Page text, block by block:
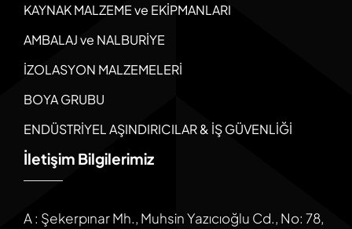
KAYNAK MALZEME ve EKİPMANLARI
AMBALAJ ve NALBURİYE
İZOLASYON MALZEMELERİ
BOYA GRUBU
ENDÜSTRİYEL AŞINDIRICILAR & İŞ GÜVENLİĞİ
İletişim Bilgilerimiz
A : Şekerpınar Mh., Muhsin Yazıcıoğlu Cd., No: 78,